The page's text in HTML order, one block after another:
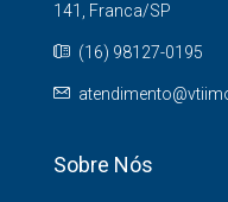
141, Franca/SP
(16) 98127-0195
Sobre Nós